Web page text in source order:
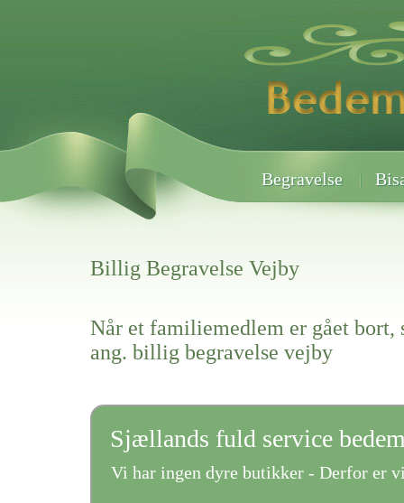
Begravelse
Billig Begravelse Vejby
Når et familiemedlem er gået bort,
ang. billig begravelse vejby
Sjællands fuld service
Vi har ingen dyre butikker - Derfor er